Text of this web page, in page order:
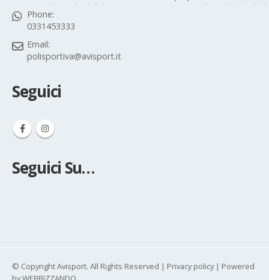
Phone:
0331453333
Email:
polisportiva@avisport.it
Seguici
Seguici Su…
© Copyright Avisport. All Rights Reserved | Privacy policy| Powered
byWEBBIZZANDO